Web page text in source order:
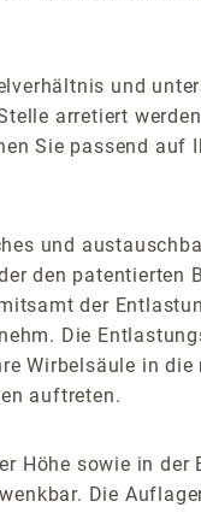
und
arretiert
Sie passend auf
und
den patentierten
der
Die
Wirbelsäule in
auftreten.
Höhe sowie in
Die